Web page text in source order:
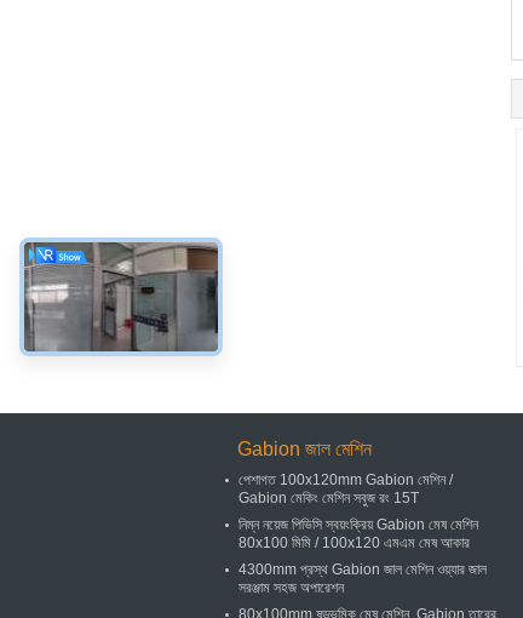
Gabion জাল মেশিন
পেশাগত 100x120mm Gabion মেশিন /
Gabion মেকিং মেশিন সবুজ রং 15T
নিম্ন নয়েজ পিভিসি স্বয়ংক্রিয় Gabion মেষ মেশিন
80x100 মিমি / 100x120 এমএম মেষ আকার
4300mm প্রস্থ Gabion জাল মেশিন ওয়্যার জাল
সরঞ্জাম সহজ অপারেশন
80x100mm ষড়ভূমিক মেষ মেশিন, Gabion তারের